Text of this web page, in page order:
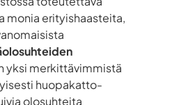
monia erityishaasteita,
yksi merkittävimmistä
huopakatto-
olosuhteita